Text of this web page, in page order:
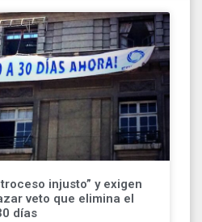
injusto” y exigen
veto que elimina el
días